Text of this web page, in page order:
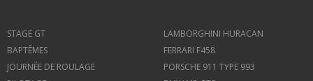
STAGE GT
BAPTÊMES
JOURNÉE DE ROULAGE
LAMBORGHINI HURACAN
FERRARI F458
PORSCHE 911 TYPE 993